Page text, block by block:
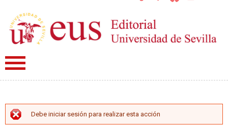
MENSAJE DE ERROR
Debe iniciar sesión para realizar esta acción